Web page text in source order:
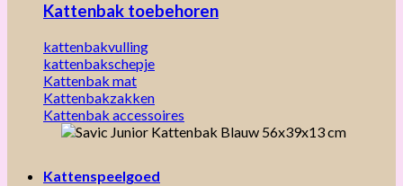
Kattenbak toebehoren
kattenbakvulling
kattenbakschepje
Kattenbak mat
Kattenbakzakken
Kattenbak accessoires
Kattenspeelgoed